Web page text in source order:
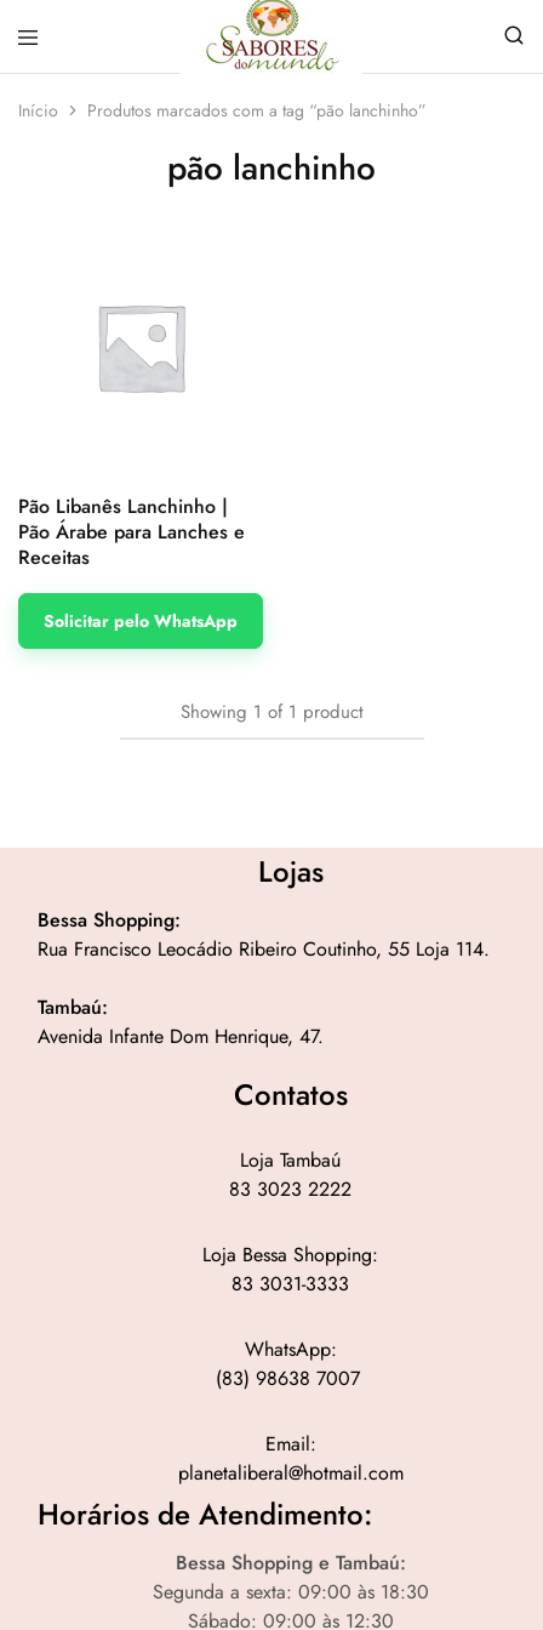
do
Mundo
loja
de
Especiarias
Início Produtos marcados com a tag “pão lanchinho”
pão lanchinho
Pão Libanês Lanchinho |
Pão Árabe para Lanches e
Receitas
Solicitar pelo WhatsApp
Showing 1 of 1 product
Lojas
Bessa Shopping:
Rua Francisco Leocádio Ribeiro Coutinho, 55 Loja 114.
Tambaú:
Avenida Infante Dom Henrique, 47.
Contatos
Loja Tambaú
83 3023 2222
Loja Bessa Shopping:
83 3031-3333
WhatsApp:
(83) 98638 7007
Email:
planetaliberal@hotmail.com
Horários de Atendimento:
Bessa Shopping e Tambaú:
Segunda a sexta: 09:00 às 18:30
Sábado: 09:00 às 12:30